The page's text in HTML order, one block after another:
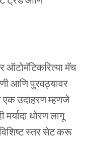
ऑटोमॅटिकरित्यामॅच
आणिपुरवठ्यावर
एकउदाहरणम्हणजे
मर्यादा धोरणलागू
स्तरसेटकरू